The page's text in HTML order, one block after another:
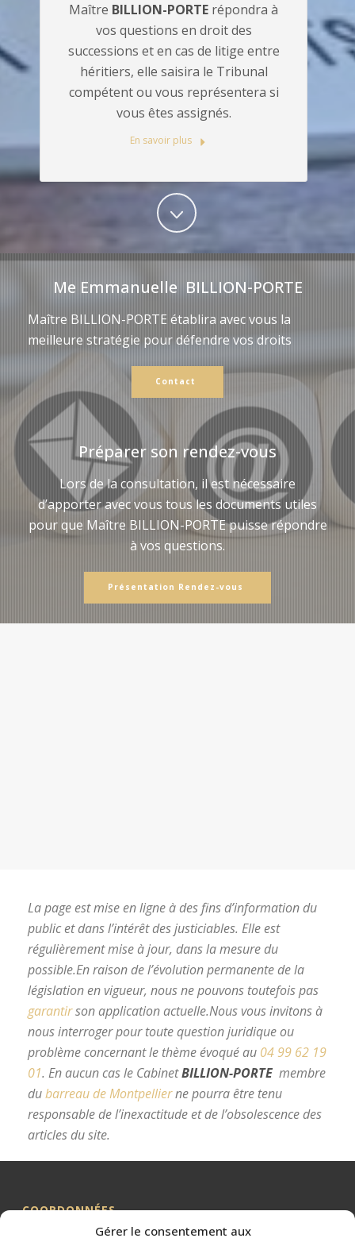
Gérer le consentement aux
Maître BILLION-PORTE répondra à
vos questions en droit des
successions et en cas de litige entre
héritiers, elle saisira le Tribunal
compétent ou vous représentera si
vous êtes assignés.
En savoir plus
Me Emmanuelle BILLION-PORTE
Maître BILLION-PORTE établira avec vous la
meilleure stratégie pour défendre vos droits
Contact
Préparer son rendez-vous
Lors de la consultation, il est nécessaire
d’apporter avec vous tous les documents utiles
pour que Maître BILLION-PORTE puisse répondre
à vos questions.
Présentation Rendez-vous
La page est mise en ligne à des fins d’information du
public et dans l’intérêt des justiciables. Elle est
régulièrement mise à jour, dans la mesure du
possible.En raison de l’évolution permanente de la
législation en vigueur, nous ne pouvons toutefois pas
garantirson application actuelle.Nous vous invitons à
nous interroger pour toute question juridique ou
problème concernant le thème évoqué au 04 99 62 19
01. En aucun cas le CabinetBILLION-PORTE membre
dubarreau de Montpellierne pourra être tenu
responsable de l’inexactitude et de l’obsolescence des
articles du site.
COORDONNÉES
Me BILLION-PORTE